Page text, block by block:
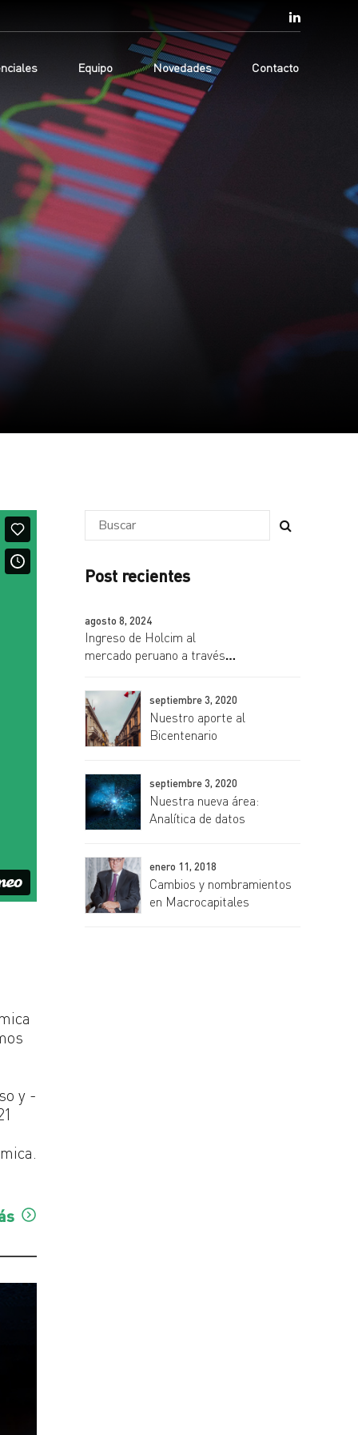
Equipo Novedades Contacto
y -
Post recientes
agosto 8, 2024
Ingreso de Holcim al
mercado peruano a través
Comacsa
septiembre 3, 2020
Nuestro aporte al
Bicentenario
septiembre 3, 2020
Nuestra nueva área:
Analítica de datos
enero 11, 2018
Cambios y nombramientos
en Macrocapitales